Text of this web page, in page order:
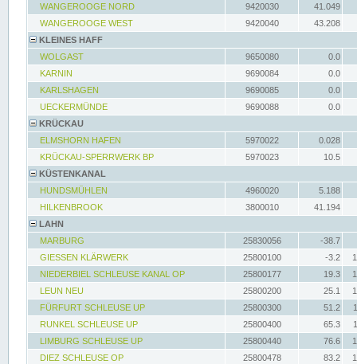
WANGEROOGE NORD
9420030
41.049
WANGEROOGE WEST
9420040
43.208
KLEINES HAFF
WOLGAST
9650080
0.0
KARNIN
9690084
0.0
KARLSHAGEN
9690085
0.0
UECKERMÜNDE
9690088
0.0
KRÜCKAU
ELMSHORN HAFEN
5970022
0.028
KRÜCKAU-SPERRWERK BP
5970023
10.5
KÜSTENKANAL
HUNDSMÜHLEN
4960020
5.188
HILKENBROOK
3800010
41.194
LAHN
MARBURG
25830056
-38.7
GIESSEN KLÄRWERK
25800100 -3.2
NIEDERBIEL SCHLEUSE KANAL OP
25800177 19.3
LEUN NEU
25800200 25.1
FÜRFURT SCHLEUSE UP
25800300 51.2
RUNKEL SCHLEUSE UP
25800400 65.3
LIMBURG SCHLEUSE UP
25800440 76.6
DIEZ SCHLEUSE OP
25800478 83.2